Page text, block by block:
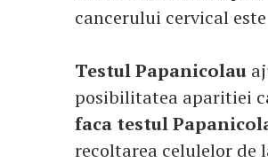
cancerului cervical
Testul Papanicolau
posibilitatea aparitiei
faca testul
recoltarea celulelor de